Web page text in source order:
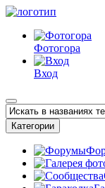
Фотогора
Вход
Категории